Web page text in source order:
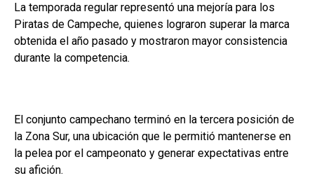
La temporada regular representó una mejoría para los
Piratas de Campeche, quienes lograron superar la marca
obtenida el año pasado y mostraron mayor consistencia
durante la competencia.
El conjunto campechano terminó en la tercera posición de
la Zona Sur, una ubicación que le permitió mantenerse en
la pelea por el campeonato y generar expectativas entre
su afición.